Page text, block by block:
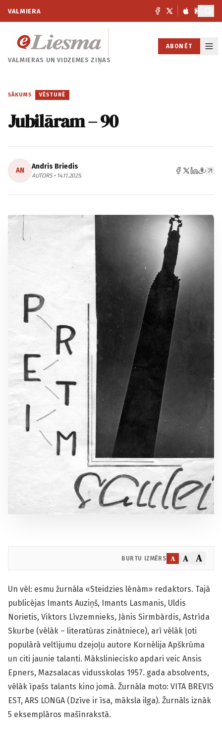
VALMIERA
VALMIERAS UNVIDZEMES ZIŅAS
ABONĒT
SĀKUMS / VĒSTURĒ
Jubilāram – 90
AN Andris Briedis
AUTORS • 14.11.2025.
BURTU IZMĒRS A A A
Un vēl: esmu žurnāla «Steidzies lēnām» redaktors. Tajā
publicējas Imants Auziņš, Imants Lasmanis, Uldis
Norietis, Viktors Līvzemnieks, Jānis Sirmbārdis, Astrīda
Skurbe (vēlāk – literatūras zinātniece), arī vēlāk ļoti
populārā veltījumu dzejoļu autore Kornēlija Apškrūma
un citi jaunie talanti. Māksliniecisko apdari veic Ansis
Epners, Mazsalacas vidusskolas 1957. gada absolvents,
vēlāk īpašs talants kino jomā. Žurnāla moto: VITA BREVIS
EST, ARS LONGA (Dzīve ir īsa, māksla ilga). Žurnāls iznāk
5 eksemplāros mašīnrakstā.